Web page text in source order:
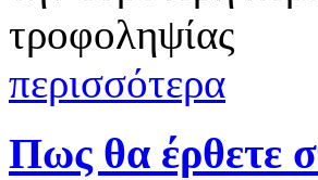
τροφοληψίας
περισσότερα
Πως θα έρθετε